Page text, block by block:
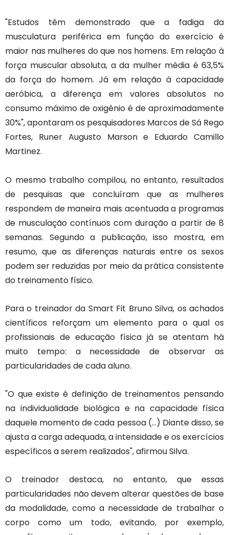
"Estudos têm demonstrado que a fadiga da
musculatura periférica em função do exercício é
maior nas mulheres do que nos homens. Em relação à
força muscular absoluta, a da mulher média é 63,5%
da força do homem. Já em relação à capacidade
aeróbica, a diferença em valores absolutos no
consumo máximo de oxigênio é de aproximadamente
30%", apontaram os pesquisadores Marcos de Sá Rego
Fortes, Runer Augusto Marson e Eduardo Camillo
Martinez.
O mesmo trabalho compilou, no entanto, resultados
de pesquisas que concluíram que as mulheres
respondem de maneira mais acentuada a programas
de musculação contínuos com duração a partir de 8
semanas. Segundo a publicação, isso mostra, em
resumo, que as diferenças naturais entre os sexos
podem ser reduzidas por meio da prática consistente
do treinamento físico.
Para o treinador da Smart Fit Bruno Silva, os achados
científicos reforçam um elemento para o qual os
profissionais de educação física já se atentam há
muito tempo: a necessidade de observar as
particularidades de cada aluno.
"O que existe é definição de treinamentos pensando
na individualidade biológica e na capacidade física
daquele momento de cada pessoa (...) Diante disso, se
ajusta a carga adequada, a intensidade e os exercícios
específicos a serem realizados", afirmou Silva.
O treinador destaca, no entanto, que essas
particularidades não devem alterar questões de base
da modalidade, como a necessidade de trabalhar o
corpo como um todo, evitando, por exemplo,